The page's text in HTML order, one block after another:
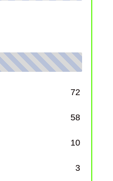
72
58
10
3